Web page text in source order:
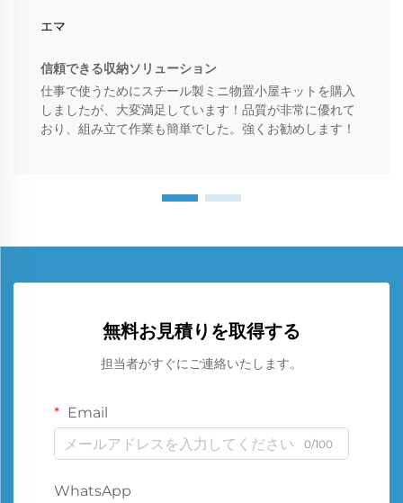
エマ
信頼できる収納ソリューション
仕事で使うためにスチール製ミニ物置小屋キットを購入
しましたが、大変満足しています！品質が非常に優れて
おり、組み立て作業も簡単でした。強くお勧めします！
無料お見積りを取得する
担当者がすぐにご連絡いたします。
Email
0/100
WhatsApp